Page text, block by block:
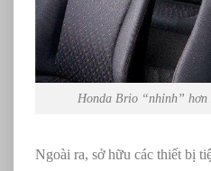
Honda Brio “nhỉnh”
Ngoài ra, sở hữu các thiết bị